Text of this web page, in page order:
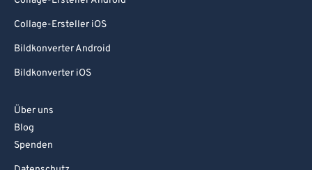
Collage-Ersteller iOS
Bildkonverter Android
Bildkonverter iOS
Über uns
Blog
Spenden